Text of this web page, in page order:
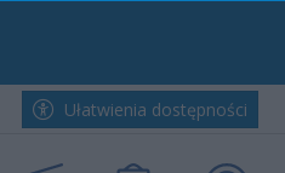
Ułatwienia dostępności